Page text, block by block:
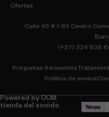
Ofertas
Calle 45 # 1-85 Centro
(+57) 324 638
Preguntas frecuentes
Política de envíos
Powered by CCM
tienda del sonido